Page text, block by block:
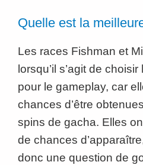
Quelle est la
Les races Fishman et
lorsqu’il s’agit de
pour le gameplay, car
chances d’être
spins de gacha. Elles
de chances
donc une question de